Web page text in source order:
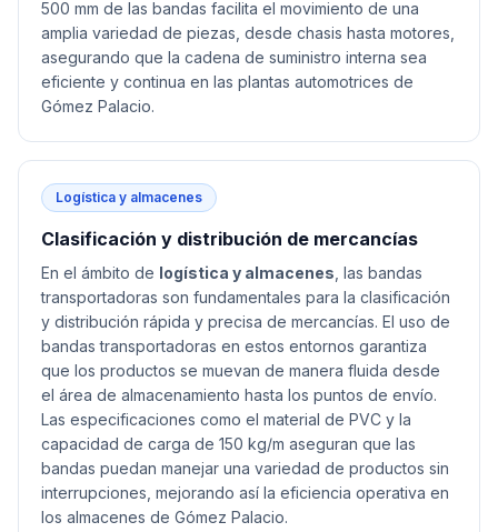
500 mm de las bandas facilita el movimiento de una
amplia variedad de piezas, desde chasis hasta motores,
asegurando que la cadena de suministro interna sea
eficiente y continua en las plantas automotrices de
Gómez Palacio.
Logística y almacenes
Clasificación y distribución de mercancías
En el ámbito de logística y almacenes , las bandas
transportadoras son fundamentales para la clasificación
y distribución rápida y precisa de mercancías. El uso de
bandas transportadoras en estos entornos garantiza
que los productos se muevan de manera fluida desde
el área de almacenamiento hasta los puntos de envío.
Las especificaciones como el material de PVC y la
capacidad de carga de 150 kg/m aseguran que las
bandas puedan manejar una variedad de productos sin
interrupciones, mejorando así la eficiencia operativa en
los almacenes de Gómez Palacio.